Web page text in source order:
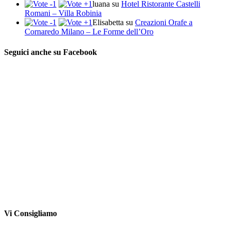
luana su Hotel Ristorante Castelli
Romani – Villa Robinia
Elisabetta su Creazioni Orafe a
Cornaredo Milano – Le Forme dell’Oro
Seguici anche su Facebook
Vi Consigliamo